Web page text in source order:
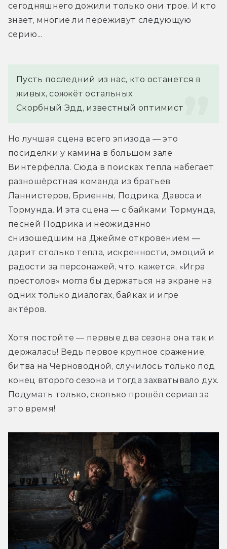
сегодняшнего дожили только они трое. И кто
знает, многие ли переживут следующую
серию...
Пусть последний из нас, кто останется в
живых, сожжёт остальных.
Скорбный Эдд, известный оптимист
Но лучшая сцена всего эпизода — это
посиделки у камина в большом зале
Винтерфелла. Сюда в поисках тепла набегает
разношёрстная команда из братьев
Ланнистеров, Бриенны, Подрика, Давоса и
Тормунда. И эта сцена — с байками Тормунда,
песней Подрика и неожиданно
снизошедшим на Джейме откровением —
дарит столько тепла, искренности, эмоций и
радости за персонажей, что, кажется, «Игра
престолов» могла бы держаться на экране на
одних только диалогах, байках и игре
актёров.
Хотя постойте — первые два сезона она так и
держалась! Ведь первое крупное сражение,
битва на Черноводной, случилось только под
конец второго сезона и тогда захватывало дух.
Подумать только, сколько прошёл сериал за
это время!